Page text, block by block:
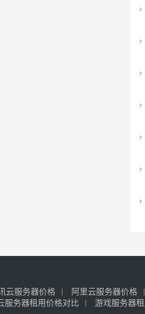
云服务器价格 阿里云服务器价格
服务器租用价格对比
游戏服务器